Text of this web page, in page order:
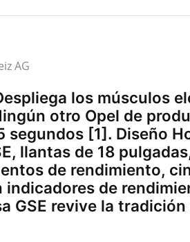
AG
los músculos
otro Opel de
segundos [1]. Diseño
llantas de 18
de rendimiento,
de
GSE revive la